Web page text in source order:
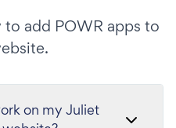
add POWR apps to
on my Juliet